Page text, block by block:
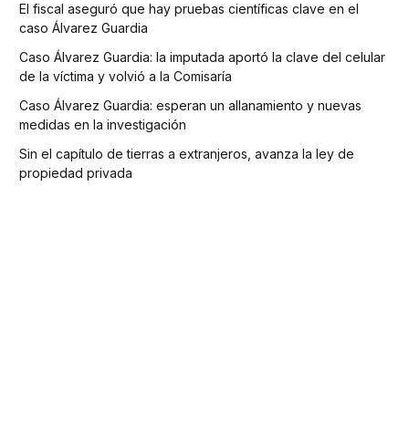
El fiscal aseguró que hay pruebas científicas clave en el
caso Álvarez Guardia
Caso Álvarez Guardia: la imputada aportó la clave del celular
de la víctima y volvió a la Comisaría
Caso Álvarez Guardia: esperan un allanamiento y nuevas
medidas en la investigación
Sin el capítulo de tierras a extranjeros, avanza la ley de
propiedad privada